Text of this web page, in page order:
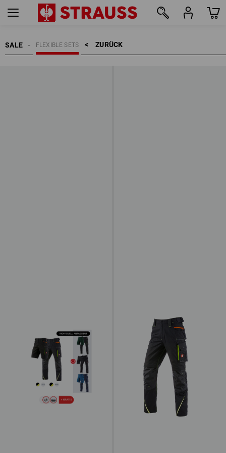
SALE ZURÜCK    >
FLEXIBLE SETS